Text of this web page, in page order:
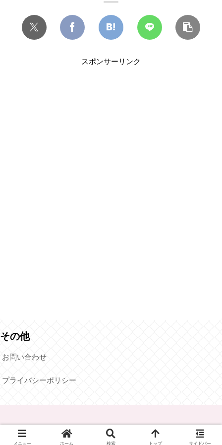
スポンサーリンク
その他
お問い合わせ
プライバシーポリシー
© 2022 えっちゃんグルメ.
メニュー ホーム 検索 トップ サイドバー